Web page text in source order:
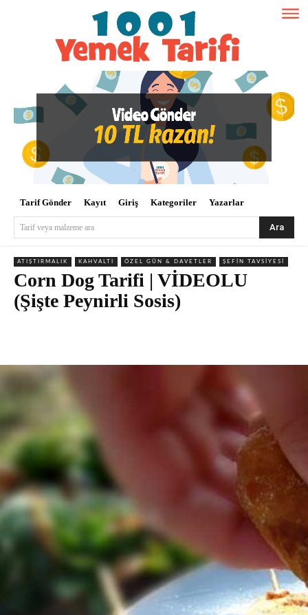
Tarif Gönder Kayıt Giriş Kategoriler Yazarlar
Tarif veya malzeme ara Ara
ATIŞTIRMALIK KAHVALTI ÖZEL GÜN & DAVETLER ŞEFIN TAVSIYESI
Corn Dog Tarifi | VİDEOLU
(Şişte Peynirli Sosis)